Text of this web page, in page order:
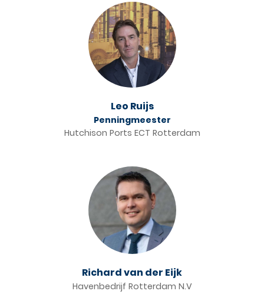
Leo Ruijs
Penningmeester
Hutchison Ports ECT Rotterdam
Richard van der Eijk
Havenbedrijf Rotterdam N.V